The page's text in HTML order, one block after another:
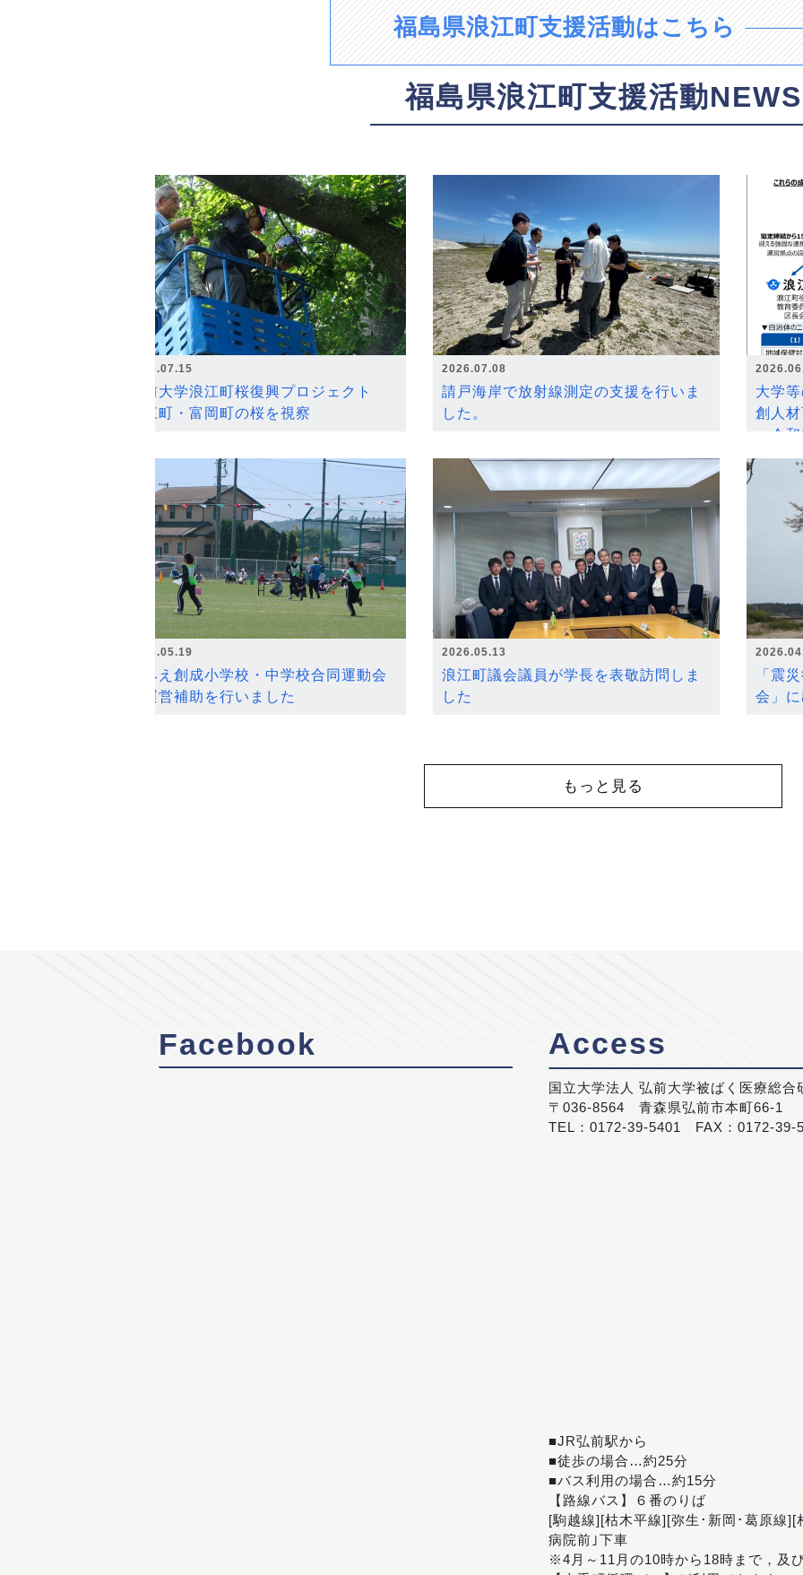
福島県浪江町支援活動はこちら
福島県浪江町支援活動NEWS
2026.07.15
弘前大学浪江町桜復興プロジェクト
浪江町・富岡町の桜を視察
2026.07.08
請戸海岸で放射線測定の支援を行いま
した。
大学
創人
～令
2026.05.19
なみえ創成小学校・中学校合同運動会
の運営補助を行いました
2026.05.13
浪江町議会議員が学長を表敬訪問しま
した
「震
会」
もっと見る
Facebook Access
国立大学法人 弘前大学被ばく医療総合
〒036-8564 青森県弘前市本町66-1
TEL：0172-39-5401 FAX：0172-39-
■JR弘前駅から
■徒歩の場合…約25分
■バス利用の場合…約15分
【路線バス】６番のりば
[駒越線][枯木平線][弥生･新岡･葛原線
病院前｣下車
※4月～11月の10時から18時まで，及